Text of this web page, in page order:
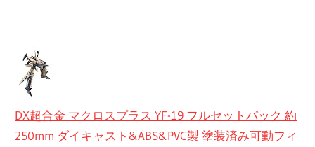
DX超合金 マクロスプラス YF-19 フルセットパック 約
250mm ダイキャスト&ABS&PVC製 塗装済み可動フィ